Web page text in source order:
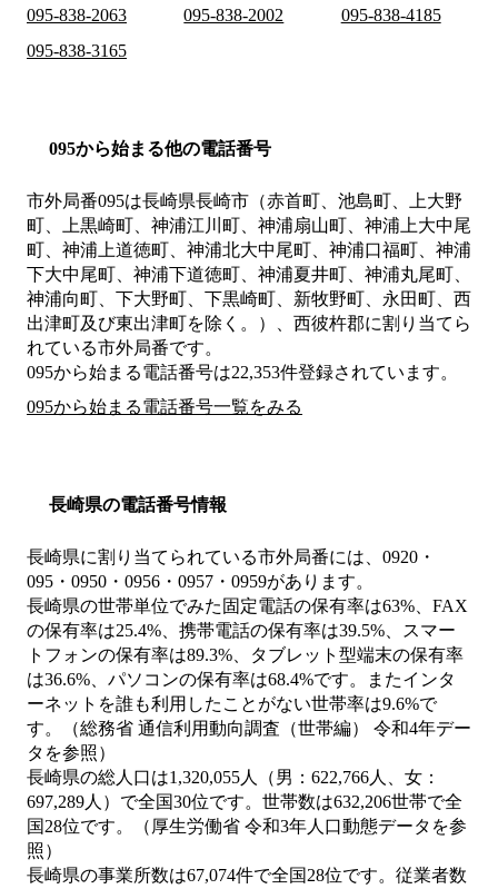
095-838-2063
095-838-2002
095-838-4185
095-838-3165
095から始まる他の電話番号
市外局番095は長崎県長崎市（赤首町、池島町、上大野
町、上黒崎町、神浦江川町、神浦扇山町、神浦上大中尾
町、神浦上道徳町、神浦北大中尾町、神浦口福町、神浦
下大中尾町、神浦下道徳町、神浦夏井町、神浦丸尾町、
神浦向町、下大野町、下黒崎町、新牧野町、永田町、西
出津町及び東出津町を除く。）、西彼杵郡に割り当てら
れている市外局番です。
095から始まる電話番号は22,353件登録されています。
095から始まる電話番号一覧をみる
長崎県の電話番号情報
長崎県に割り当てられている市外局番には、0920・
095・0950・0956・0957・0959があります。
長崎県の世帯単位でみた固定電話の保有率は63%、FAX
の保有率は25.4%、携帯電話の保有率は39.5%、スマー
トフォンの保有率は89.3%、タブレット型端末の保有率
は36.6%、パソコンの保有率は68.4%です。またインタ
ーネットを誰も利用したことがない世帯率は9.6%で
す。（総務省 通信利用動向調査（世帯編） 令和4年デー
タを参照）
長崎県の総人口は1,320,055人（男：622,766人、女：
697,289人）で全国30位です。世帯数は632,206世帯で全
国28位です。（厚生労働省 令和3年人口動態データを参
照）
長崎県の事業所数は67,074件で全国28位です。従業者数